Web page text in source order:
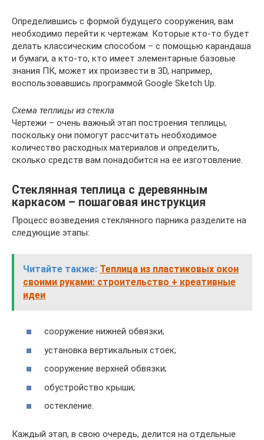
Определившись с формой будущего сооружения, вам
необходимо перейти к чертежам. Которые кто-то будет
делать классическим способом – с помощью карандаша
и бумаги, а кто-то, кто имеет элементарные базовые
знания ПК, может их произвести в 3D, например,
воспользовавшись программой Google Sketch Up.
Схема теплицы из стекла
Чертежи – очень важный этап построения теплицы,
поскольку они помогут рассчитать необходимое
количество расходных материалов и определить,
сколько средств вам понадобится на ее изготовление.
Стеклянная теплица с деревянным
каркасом – пошаговая инструкция
Процесс возведения стеклянного парника разделите на
следующие этапы:
Читайте также: Теплица из пластиковых окон
своими руками: строительство + креативные
идеи
сооружение нижней обвязки;
установка вертикальных стоек;
сооружение верхней обвязки;
обустройство крыши;
остекление.
Каждый этап, в свою очередь, делится на отдельные